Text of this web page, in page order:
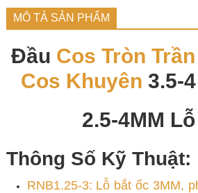
MÔ TẢ SẢN PHẨM
Đầu Cos Tròn Trần
Cos Khuyên 3.5-4
2.5-4MM
Thông Số Kỹ Thuật:
RNB1.25-3: Lỗ bắt ốc 3MM,